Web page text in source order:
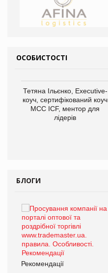
ОСОБИСТОСТІ
Тетяна Ільєнко, Executive-
коуч, сертифікований коуч
МСС ICF, ментор для
лідерів
БЛОГИ
Рекомендації